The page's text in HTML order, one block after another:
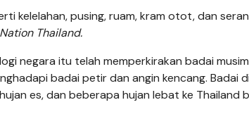
kelelahan, pusing, ruam, kram otot, dan
Thailand.
negara itu telah memperkirakan badai
badai petir dan angin kencang. Badai
es, dan beberapa hujan lebat ke Thailand